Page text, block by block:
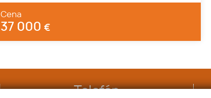
Cena
37 000 €
Telefón